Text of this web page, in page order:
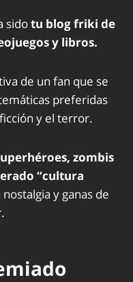
sidotu blog friki de
y libros.
de un fan que se
preferidas
y el terror.
zombis
“cultura
y ganas de